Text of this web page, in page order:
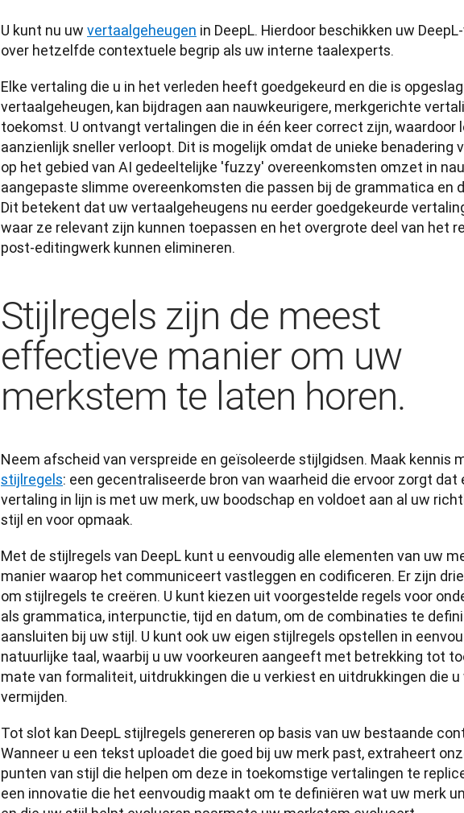
U kunt nu uw vertaalgeheugen in DeepL. Hierdoor beschikken uw
over hetzelfde contextuele begrip als uw interne taalexperts.
Elke vertaling die u in het verleden heeft goedgekeurd en die is
vertaalgeheugen, kan bijdragen aan nauwkeurigere, merkgerichte
toekomst. U ontvangt vertalingen die in één keer correct zijn, waardoor
aanzienlijk sneller verloopt. Dit is mogelijk omdat de unieke benadering
op het gebied van AI gedeeltelijke 'fuzzy' overeenkomsten omzet in
aangepaste slimme overeenkomsten die passen bij de grammatica en
Dit betekent dat uw vertaalgeheugens nu eerder goedgekeurde
waar ze relevant zijn kunnen toepassen en het overgrote deel van het
post-editingwerk kunnen elimineren.
Stijlregels zijn de meest
effectieve manier om uw
merkstem te laten horen.
stijlregels: een gecentraliseerde bron van waarheid die ervoor zorgt dat
vertaling in lijn is met uw merk, uw boodschap en voldoet aan al uw
stijl en voor opmaak.
Met de stijlregels van DeepL kunt u eenvoudig alle elementen van uw
manier waarop het communiceert vastleggen en codificeren. Er zijn
om stijlregels te creëren. U kunt kiezen uit voorgestelde regels voor
als grammatica, interpunctie, tijd en datum, om de combinaties te
aansluiten bij uw stijl. U kunt ook uw eigen stijlregels opstellen in
natuurlijke taal, waarbij u uw voorkeuren aangeeft met betrekking tot
mate van formaliteit, uitdrukkingen die u verkiest en uitdrukkingen die
vermijden.
Tot slot kan DeepL stijlregels genereren op basis van uw bestaande
Wanneer u een tekst uploadet die goed bij uw merk past, extraheert
punten van stijl die helpen om deze in toekomstige vertalingen te
een innovatie die het eenvoudig maakt om te definiëren wat uw merk